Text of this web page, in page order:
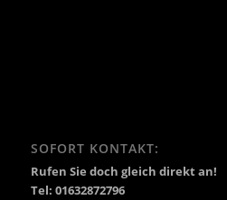
SOFORT KONTAKT:
Rufen Sie doch gleich direkt an!
Tel: 01632872796